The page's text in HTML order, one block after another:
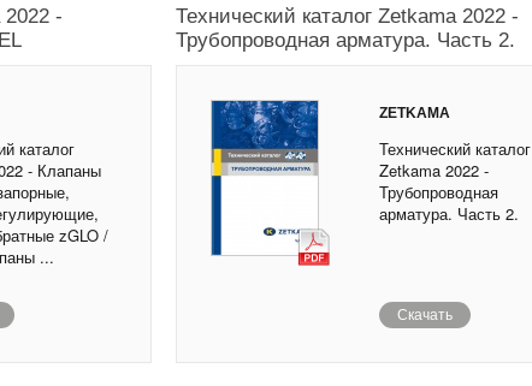
2022 -
каталог
- Клапаны
zGLO /
...
Технический каталог Zetkama 2022 -
Трубопроводная арматура. Часть 2.
ZETKAMA
Технический каталог
Zetkama 2022 -
Трубопроводная
арматура. Часть 2.
Скачать